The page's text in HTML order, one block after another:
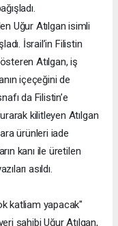
Uğur Atılgan isimli
İsrail’in Filistin
Atılgan, iş
içeçeğini de
da Filistin’e
kilitleyen Atılgan
ürünleri iade
kanı ile üretilen
asıldı.
katliam yapacak"
sahibi Uğur Atılgan,